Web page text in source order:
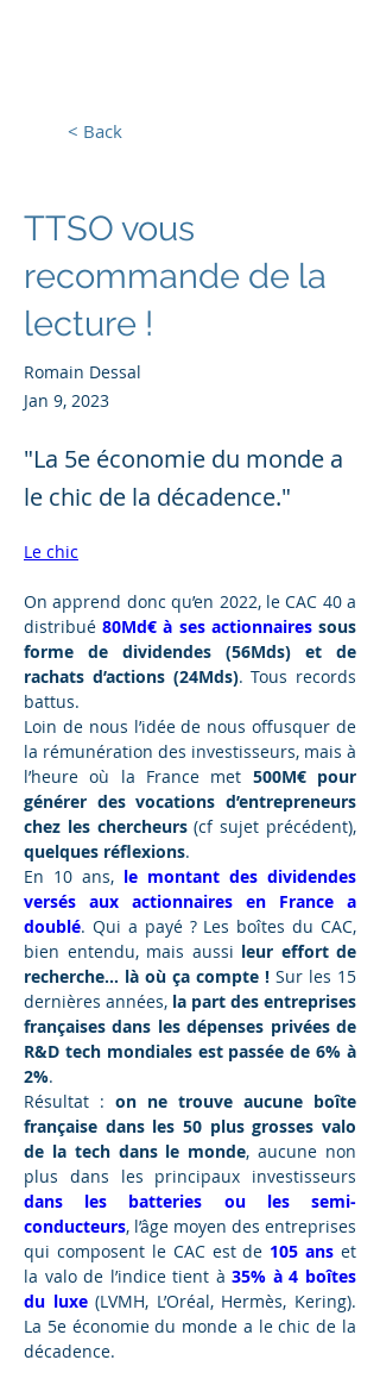
< Back
TTSO vous
recommande de la
lecture !
Romain Dessal
Jan 9, 2023
"La 5e économie du monde a
le chic de la décadence."
Le chic
On apprend donc qu’en 2022, le CAC 40 a
distribué 80Md€ à ses actionnaires sous
forme de dividendes (56Mds) et de
rachats d’actions (24Mds). Tous records
battus.
Loin de nous l’idée de nous offusquer de
la rémunération des investisseurs, mais à
l’heure où la France met 500M€ pour
générer des vocations d’entrepreneurs
chez les chercheurs
quelques réflexions.
En 10 ans, le montant des dividendes
versés aux actionnaires en France a
doublé. Qui a payé ? Les boîtes du CAC,
bien entendu, mais aussi leur effort de
recherche… là où ça compte ! Sur les 15
dernières années, la part des entreprises
françaises dans les dépenses privées de
R&D tech mondiales est passée de 6% à
2%.
Résultat : on ne trouve aucune boîte
française dans les 50 plus grosses valo
de la tech dans le monde, aucune non
dans les batteries ou les semi-
conducteurs, l’âge moyen des entreprises
qui composent le CAC est de 105 ans et
la valo de l’indice tient à 35% à 4 boîtes
du luxe (LVMH, L’Oréal, Hermès, Kering).
La 5e économie du monde a le chic de la
décadence.